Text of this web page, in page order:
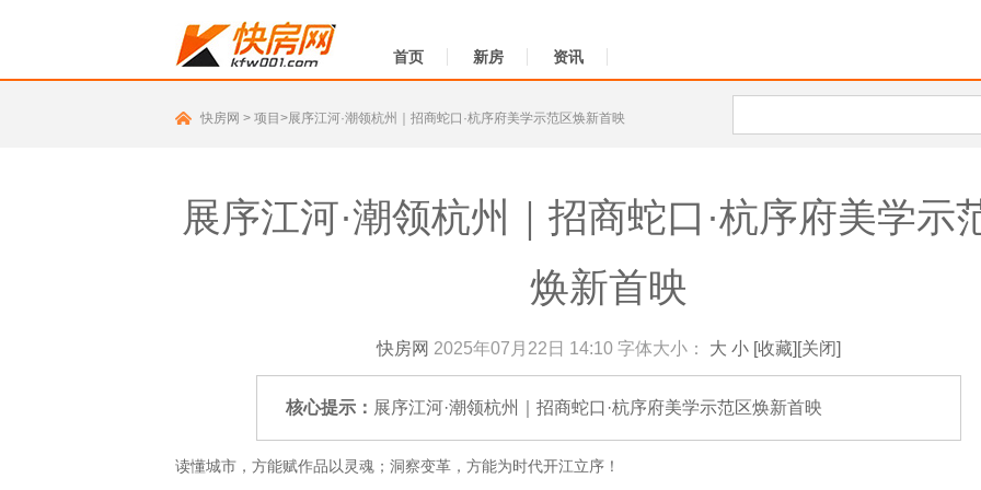
首页 新房 资讯
快房网 > 项目>展序江河·潮领杭州｜招商蛇口·杭序府美学示范区焕新首映
展序江河·潮领杭州｜招商蛇口·杭序府美学示
焕新首映
快房网 2025年07月22日 14:10 字体大小： 大 小 [收藏] [关闭]
核心提示： 展序江河·潮领杭州｜招商蛇口·杭序府美学示范区焕新首映
读懂城市，方能赋作品以灵魂；洞察变革，方能为时代开江立序！